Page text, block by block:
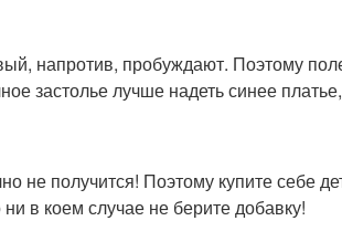
напротив, пробуждают. Поэтому
застолье лучше надеть синее
не получится! Поэтому купите себе
в коем случае не берите добавку!